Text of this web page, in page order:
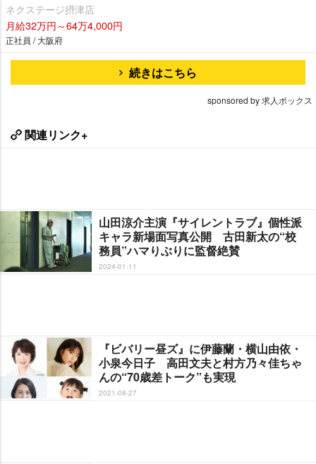
ネクステージ摂津店
月給32万円～64万4,000円
正社員 / 大阪府
続きはこちら
sponsored by 求人ボックス
関連リンク+
山田涼介主演『サイレントラブ』個性派
キャラ新場面写真公開 古田新太の“校
務員”ハマりぶりに監督絶賛
2024-01-11
『ビバリー昼ズ』に伊藤蘭・横山由依・
小泉今日子 高田文夫と村方乃々佳ちゃ
んの“70歳差トーク”も実現
2021-08-27